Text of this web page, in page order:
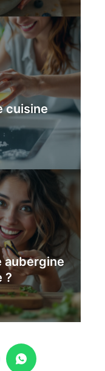
cuisine
aubergine
?